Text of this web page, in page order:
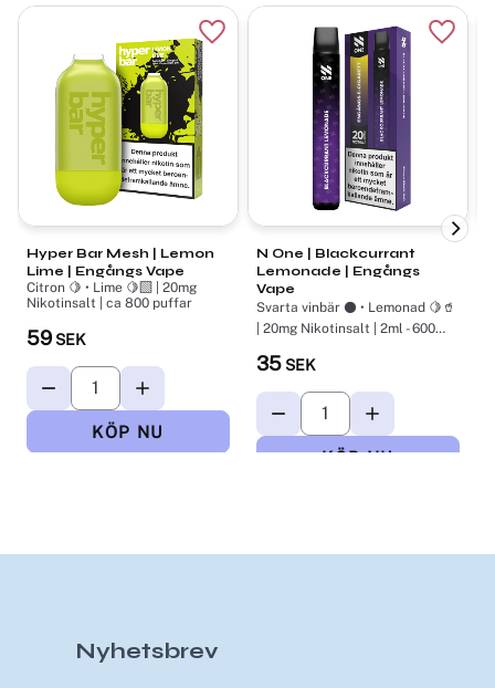
Hyper Bar Mesh | Lemon
Lime | Engångs Vape
Citron 🍋 • Lime 🍋‍🟩 | 20mg
Nikotinsalt | ca 800 puffar
59 SEK
Lägg till i favoriter
N One | Blackcurrant
Lemonade | Engångs
Vape
Svarta vinbär ⚫ • Lemonad 🍋🥤
| 20mg Nikotinsalt | 2ml - 600
35 SEK
Lägg
Nyhetsbrev